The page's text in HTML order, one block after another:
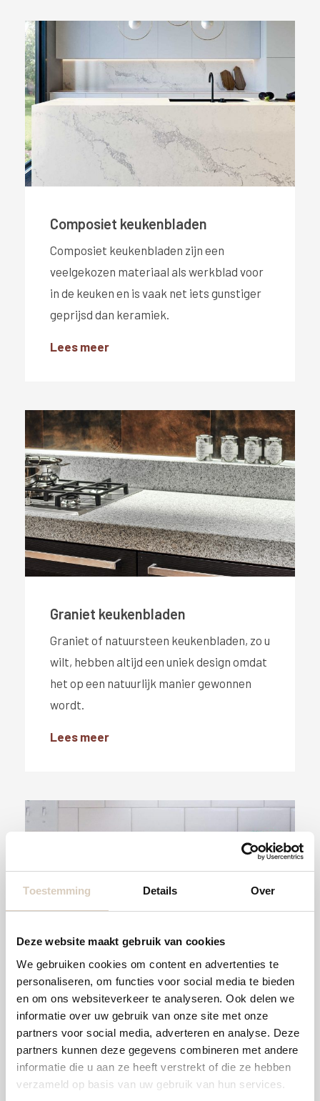
Toestemming Details Over
Deze website maakt gebruik van cookies
We gebruiken cookies om content en advertenties te
personaliseren, om functies voor social media te bieden
en om ons websiteverkeer te analyseren. Ook delen we
informatie over uw gebruik van onze site met onze
partners voor social media, adverteren en analyse. Deze
partners kunnen deze gegevens combineren met andere
informatie die u aan ze heeft verstrekt of die ze hebben
verzameld op basis van uw gebruik van hun services.
#}
Composiet keukenbladen
Composiet keukenbladen zijn een
veelgekozen materiaal als werkblad voor
in de keuken en is vaak net iets gunstiger
geprijsd dan keramiek.
Lees meer
#}
Graniet keukenbladen
Graniet of natuursteen keukenbladen, zo u
wilt, hebben altijd een uniek design omdat
het op een natuurlijk manier gewonnen
wordt.
Lees meer
#}
Houten keukenbladen
Houten keukenbladen zijn fantastische
sfeermakers in de keuken en het is
tegelijkertijd een verantwoorde en
duurzame keuze.